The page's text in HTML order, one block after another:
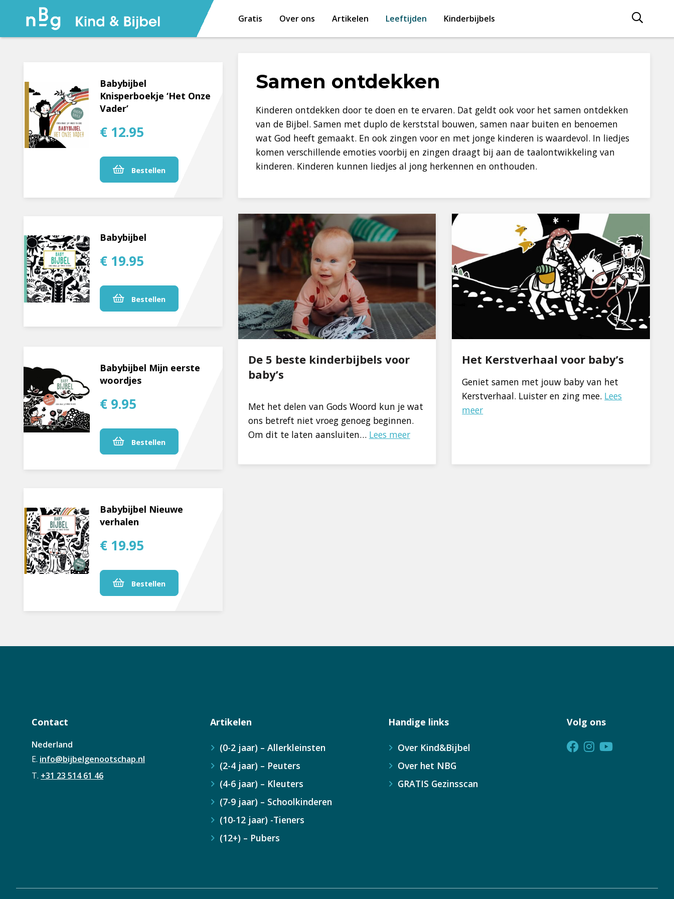
Gratis Over ons Artikelen Leeftijden Kinderbijbels
Babybijbel
Knisperboekje ‘Het Onze
Vader’
€ 12.95
Bestellen
Babybijbel
€ 19.95
Bestellen
Babybijbel Mijn eerste
woordjes
€ 9.95
Bestellen
Babybijbel Nieuwe
verhalen
€ 19.95
Bestellen
Samen ontdekken
Kinderen ontdekken door te doen en te ervaren. Dat geldt ook voor het samen ontdekken
van de Bijbel. Samen met duplo de kerststal bouwen, samen naar buiten en benoemen
wat God heeft gemaakt. En ook zingen voor en met jonge kinderen is waardevol. In liedjes
komen verschillende emoties voorbij en zingen draagt bij aan de taalontwikkeling van
kinderen. Kinderen kunnen liedjes al jong herkennen en onthouden.
De 5 beste kinderbijbels voor
baby’s
Met het delen van Gods Woord kun je wat
ons betreft niet vroeg genoeg beginnen.
Om dit te laten aansluiten… Lees meer
Het Kerstverhaal voor baby’s
Geniet samen met jouw baby van het
Kerstverhaal. Luister en zing mee. Lees
meer
Contact
Nederland
E. info@bijbelgenootschap.nl
T. +31 23 514 61 46
Artikelen
(0-2 jaar) – Allerkleinsten
(2-4 jaar) – Peuters
(4-6 jaar) – Kleuters
(7-9 jaar) – Schoolkinderen
(10-12 jaar) -Tieners
(12+) – Pubers
Handige links
Over Kind&Bijbel
Over het NBG
GRATIS Gezinsscan
Volg ons